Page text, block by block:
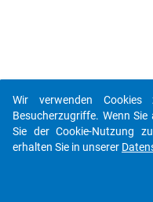
Wir verwenden
Besucherzugriffe. Wenn
Sie der Cookie-Nutzung
erhalten Sie in unserer